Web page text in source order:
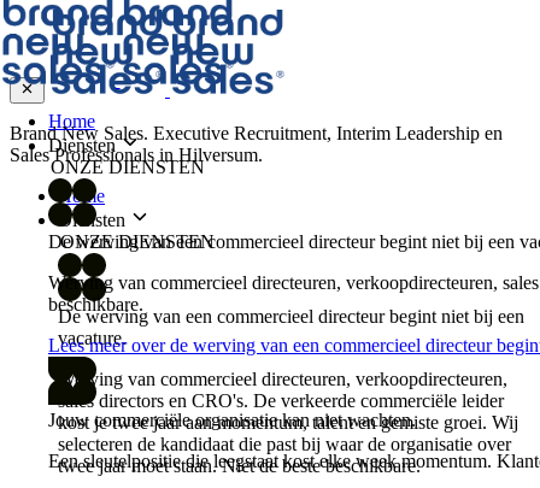
Home
Diensten
ONZE DIENSTEN
De werving van een commercieel directeur begint niet bij een
Werving van commercieel directeuren, verkoopdirecteuren,
beschikbare.
Lees meer over de werving van een commercieel directeur
Jouw commerciële organisatie kan niet wachten.
Een sleutelpositie die leegstaat kost elke week momentum.
Brand New Sales. Executive Recruitment, Interim Leadership en
Sales Professionals in Hilversum.
Home
Diensten
ONZE DIENSTEN
De werving van een commercieel directeur begint niet bij een
vacature.
Werving van commercieel directeuren, verkoopdirecteuren,
sales directors en CRO's. De verkeerde commerciële leider
kost je twee jaar aan momentum, talent en gemiste groei. Wij
selecteren de kandidaat die past bij waar de organisatie over
twee jaar moet staan. Niet de beste beschikbare.